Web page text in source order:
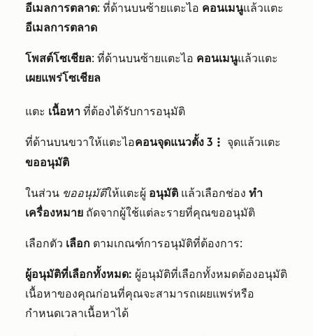
อีเมลการตลาด: ที่ด้านบนซ้ายแตะไอ คอนเมนูแล้วแตะ
อีเมลการตลาด
โพสต์โซเชียล: ที่ด้านบนซ้ายแตะไอ คอนเมนูแล้วแตะ
เผยแพร่โซเชียล
แตะ เนื้อหา ที่ต้องได้รับการอนุมัติ
ที่ด้านบนขวาให้แตะไอคอนจุดแนวตั้ง 3 verticalMenu
จุดแล้วแตะ
ขออนุมัติ
ในส่วน ขออนุมัติให้แตะผู้ อนุมัติ แล้วเลือกช่อง ทำ
เครื่องหมาย ถัดจากผู้ใช้แต่ละรายที่คุณขออนุมัติ
เลือกตัว เลือก ตามเกณฑ์การอนุมัติที่ต้องการ:
ผู้อนุมัติที่เลือกทั้งหมด: ผู้อนุมัติที่เลือกทั้งหมดต้องอนุมัติ
เนื้อหาของคุณก่อนที่คุณจะสามารถเผยแพร่หรือ
กำหนดเวลาเนื้อหาได้